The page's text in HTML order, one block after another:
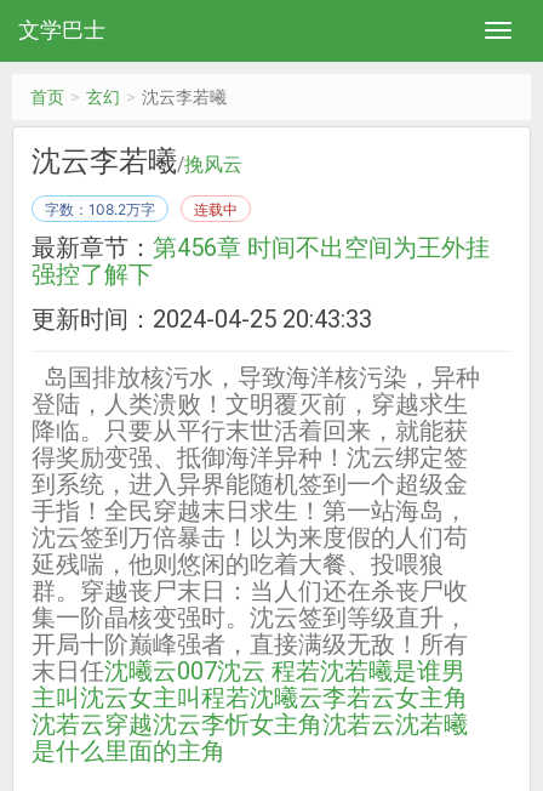
文学巴士
首页 玄幻 沈云李若曦
沈云李若曦/挽风云
字数：108.2万字 连载中
最新章节： 第456章 时间不出空间为王外挂
强控了解下
更新时间：2024-04-25 20:43:33
岛国排放核污水，导致海洋核污染，异种
登陆，人类溃败！文明覆灭前，穿越求生
降临。只要从平行末世活着回来，就能获
得奖励变强、抵御海洋异种！沈云绑定签
到系统，进入异界能随机签到一个超级金
手指！全民穿越末日求生！第一站海岛，
沈云签到万倍暴击！以为来度假的人们苟
延残喘，他则悠闲的吃着大餐、投喂狼
群。穿越丧尸末日：当人们还在杀丧尸收
集一阶晶核变强时。沈云签到等级直升，
开局十阶巅峰强者，直接满级无敌！所有
末日任沈曦云007沈云 程若沈若曦是谁男
主叫沈云女主叫程若沈曦云李若云女主角
沈若云穿越沈云李忻女主角沈若云沈若曦
是什么里面的主角